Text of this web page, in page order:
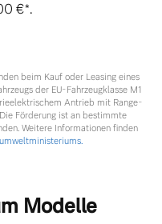
€⁠*.
beim Kauf oder Leasing eines
der EU-Fahrzeugklasse M1
Antrieb mit Range-
Förderung ist an bestimmte
Weitere Informationen finden
Modelle